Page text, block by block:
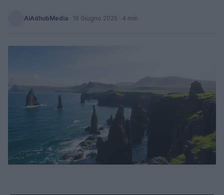
AiAdhubMedia · 19 Giugno 2025 · 4 min